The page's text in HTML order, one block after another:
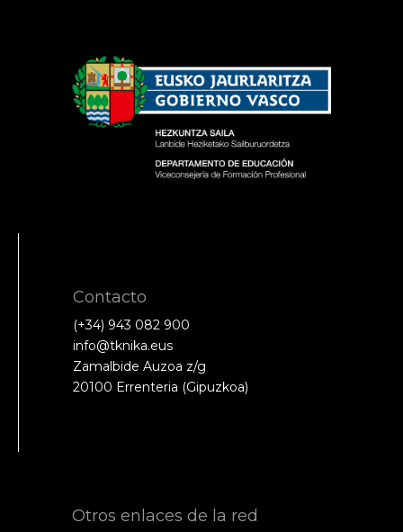
Contacto
(+34) 943 082 900
info@tknika.eus
Zamalbide Auzoa z/g
20100 Errenteria (Gipuzkoa)
Otros enlaces de la red